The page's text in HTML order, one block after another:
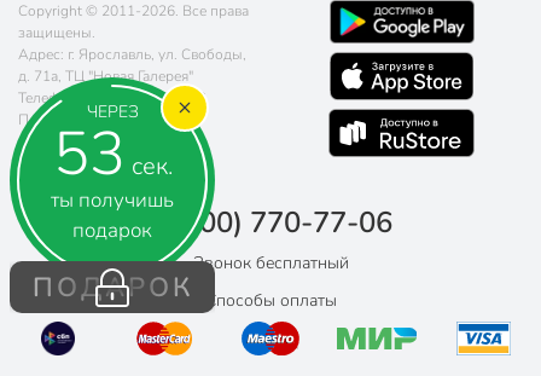
ЧЕРЕЗ
52 сек.
ты получишь
подарок
ПОДАРОК
Copyright © 2011-2026. Все права
защищены.
Адрес: г. Ярославль, ул. ​Свободы,
д. 71а​, ТЦ "Новая Галерея"
Телефон:
8 (800) 770-77-06
Почта:
sales@poryadok.ru
8 (800) 770-77-06
Звонок бесплатный
Способы оплаты